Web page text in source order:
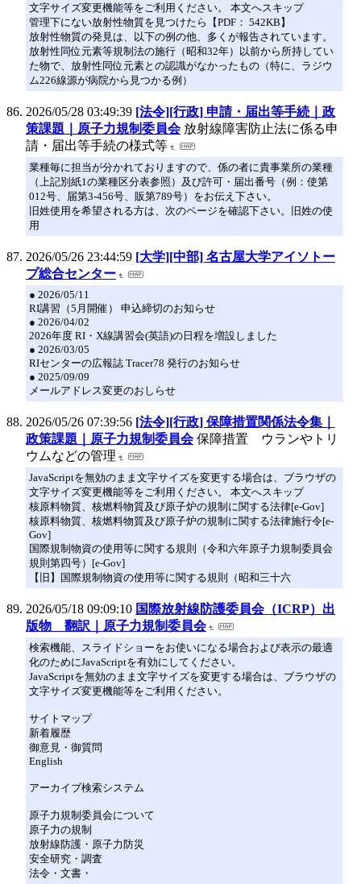
文字サイズ変更機能等をご利用ください。 本文へスキップ
管理下にない放射性物質を見つけたら【PDF： 542KB】
放射性物質の発見は、以下の例の他、多くが報告されています。
放射性同位元素等規制法の施行（昭和32年）以前から所持してい
た物で、放射性同位元素との認識がなかったもの（特に、ラジウ
ム226線源が病院から見つかる例）
2026/05/28 03:49:39 [法令][行政] 申請・届出等手続｜政
策課題｜原子力規制委員会 放射線障害防止法に係る申
請・届出等手続の様式等
業種毎に担当が分かれておりますので、係の者に貴事業所の業種
（上記別紙1の業種区分表参照）及び許可・届出番号（例：使第
012号、届第3-456号、販第789号）をお伝え下さい。
旧姓使用を希望される方は、次のページを確認下さい。旧姓の使
用
2026/05/26 23:44:59 [大学][中部] 名古屋大学アイソトー
プ総合センター
● 2026/05/11
RI講習（5月開催） 申込締切のお知らせ
● 2026/04/02
2026年度 RI・X線講習会(英語)の日程を増設しました
● 2026/03/05
RIセンターの広報誌 Tracer78 発行のお知らせ
● 2025/09/09
メールアドレス変更のおしらせ
2026/05/26 07:39:56 [法令][行政] 保障措置関係法令集｜
政策課題｜原子力規制委員会 保障措置 ウランやトリ
ウムなどの管理
JavaScriptを無効のまま文字サイズを変更する場合は、ブラウザの
文字サイズ変更機能等をご利用ください。 本文へスキップ
核原料物質、核燃料物質及び原子炉の規制に関する法律[e-Gov]
核原料物質、核燃料物質及び原子炉の規制に関する法律施行令[e-
Gov]
国際規制物資の使用等に関する規則（令和六年原子力規制委員会
規則第四号）[e-Gov]
【旧】国際規制物資の使用等に関する規則（昭和三十六
2026/05/18 09:09:10 国際放射線防護委員会（ICRP）出
版物 翻訳｜原子力規制委員会
検索機能、スライドショーをお使いになる場合および表示の最適
化のためにJavaScriptを有効にしてください。
JavaScriptを無効のまま文字サイズを変更する場合は、ブラウザの
文字サイズ変更機能等をご利用ください。
サイトマップ
新着履歴
御意見・御質問
English
アーカイブ検索システム
原子力規制委員会について
原子力の規制
放射線防護・原子力防災
安全研究・調査
法令・文書・